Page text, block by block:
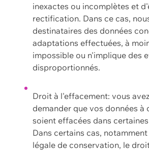
inexactes ou incomplètes et
rectification. Dans ce cas,
destinataires des données
adaptations effectuées, à
impossible ou n'implique des
disproportionnés.
Droit à l'effacement: vous
demander que vos données à
soient effacées dans
Dans certains cas,
légale de conservation, le